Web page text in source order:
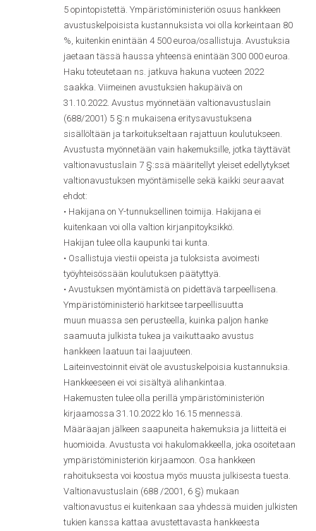
5 opintopistettä. Ympäristöministeriön osuus hankkeen
avustuskelpoisista kustannuksista voi olla korkeintaan 80
%, kuitenkin enintään 4 500 euroa/osallistuja. Avustuksia
jaetaan tässä haussa yhteensä enintään 300 000 euroa.
Haku toteutetaan ns. jatkuva hakuna vuoteen 2022
saakka. Viimeinen avustuksien hakupäivä on
31.10.2022. Avustus myönnetään valtionavustuslain
(688/2001) 5 §:n mukaisena eritysavustuksena
sisällöltään ja tarkoitukseltaan rajattuun koulutukseen.
Avustusta myönnetään vain hakemuksille, jotka täyttävät
valtionavustuslain 7 §:ssä määritellyt yleiset edellytykset
valtionavustuksen myöntämiselle sekä kaikki seuraavat
ehdot:
• Hakijana on Y-tunnuksellinen toimija. Hakijana ei
kuitenkaan voi olla valtion kirjanpitoyksikkö.
Hakijan tulee olla kaupunki tai kunta.
• Osallistuja viestii opeista ja tuloksista avoimesti
työyhteisössään koulutuksen päätyttyä.
• Avustuksen myöntämistä on pidettävä tarpeellisena.
Ympäristöministeriö harkitsee tarpeellisuutta
muun muassa sen perusteella, kuinka paljon hanke
saamuuta julkista tukea ja vaikuttaako avustus
hankkeen laatuun tai laajuuteen.
Laiteinvestoinnit eivät ole avustuskelpoisia kustannuksia.
Hankkeeseen ei voi sisältyä alihankintaa.
Hakemusten tulee olla perillä ympäristöministeriön
kirjaamossa 31.10.2022 klo 16.15 mennessä.
Määräajan jälkeen saapuneita hakemuksia ja liitteitä ei
huomioida. Avustusta voi hakulomakkeella, joka osoitetaan
ympäristöministeriön kirjaamoon. Osa hankkeen
rahoituksesta voi koostua myös muusta julkisesta tuesta.
Valtionavustuslain (688 /2001, 6 §) mukaan
valtionavustus ei kuitenkaan saa yhdessä muiden julkisten
tukien kanssa kattaa avustettavasta hankkeesta